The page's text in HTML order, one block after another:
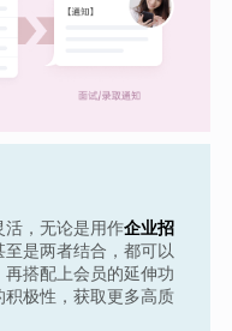
活，无论是用作企业招
至是两者结合，都可以
搭配上会员的延伸功
极性，获取更多高质